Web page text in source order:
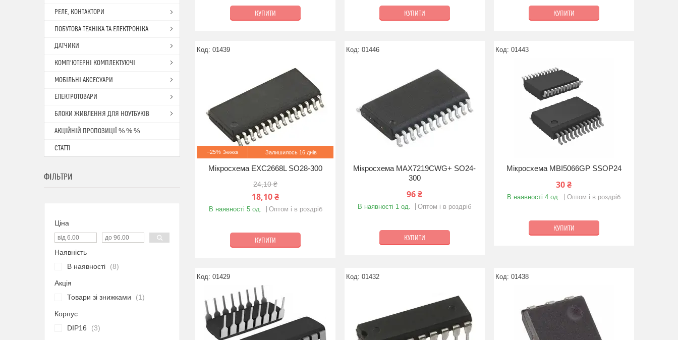
КУПИТИ КУПИТИ КУПИТИ
01439
–25% Залишилось 16 днів
Мікросхема EXC2668L SO28-300
24,10 ₴
18,10 ₴
В наявності 5 од. Оптом і в роздріб
КУПИТИ
01446
Мікросхема MAX7219CWG+ SO24-
300
96 ₴
В наявності 1 од. Оптом і в роздріб
КУПИТИ
01443
Мікросхема MBI5066GP SSOP24
30 ₴
В наявності 4 од. Оптом і в роздріб
КУПИТИ
01429 01432 01438
РЕЛЕ, КОНТАКТОРИ
ПОБУТОВА ТЕХНІКА ТА ЕЛЕКТРОНІКА
ДАТЧИКИ
КОМП'ЮТЕРНІ КОМПЛЕКТУЮЧІ
МОБІЛЬНІ АКСЕСУАРИ
ЕЛЕКТРОТОВАРИ
БЛОКИ ЖИВЛЕННЯ ДЛЯ НОУТБУКІВ
АКЦІЙНІЙ ПРОПОЗИЦІЇ % % %
СТАТТІ
ФІЛЬТРИ
Ціна
Наявність
В наявності
8
Акція
Товари зі знижками
1
Корпус
DIP16
3